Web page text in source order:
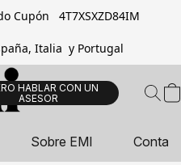
Cupón 4T7XSXZD84IM
Italia y Portugal
HABLAR CON UN
ASESOR
Sobre EMI